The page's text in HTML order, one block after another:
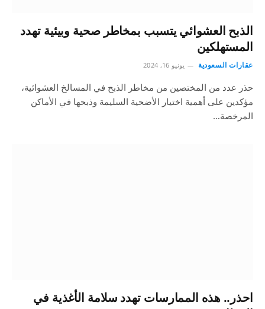
الذبح العشوائي يتسبب بمخاطر صحية وبيئية تهدد
المستهلكين
عقارات السعودية يونيو 16, 2024
حذر عدد من المختصين من مخاطر الذبح في المسالخ العشوائية،
مؤكدين على أهمية اختيار الأضحية السليمة وذبحها في الأماكن
المرخصة…
احذر.. هذه الممارسات تهدد سلامة الأغذية في